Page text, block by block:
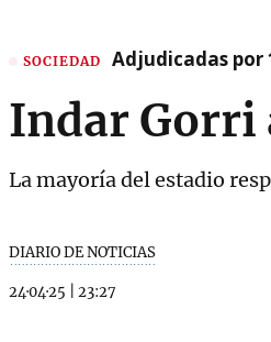
SOCIEDAD Adjudicadas por
Indar Gorri
La mayoría del estadio
DIARIO DE NOTICIAS
24·04·25 23:27